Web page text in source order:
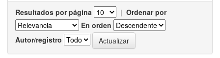
Resultados por página | Ordenar por
En orden
Autor/registro